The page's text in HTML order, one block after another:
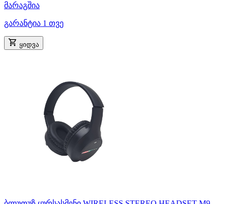
მარაგშია
გარანტია 1 თვე
ყიდვა